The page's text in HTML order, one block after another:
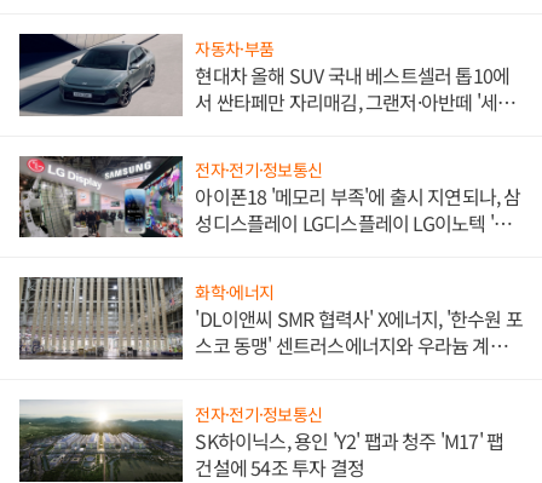
자동차·부품
현대차 올해 SUV 국내 베스트셀러 톱10에
서 싼타페만 자리매김, 그랜저·아반떼 '세단
전자·전기·정보통신
아이폰18 '메모리 부족'에 출시 지연되나, 삼
성디스플레이 LG디스플레이 LG이노텍 '탈
화학·에너지
'DL이앤씨 SMR 협력사' X에너지, '한수원 포
스코 동맹' 센트러스에너지와 우라늄 계약
전자·전기·정보통신
SK하이닉스, 용인 'Y2' 팹과 청주 'M17' 팹
건설에 54조 투자 결정